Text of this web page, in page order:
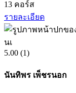
13 คอร์ส
รายละเอียด
นเ
5.00 (1)
นันทิพร เพ็ชรนอก